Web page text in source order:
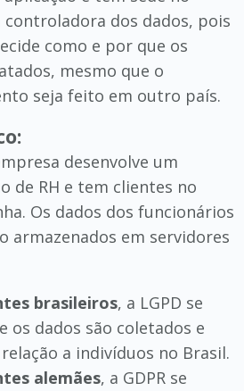
controladora dos dados, pois
como e por que os
mesmo que o
seja feito em outro país.
desenvolve um
de RH e tem clientes no
Os dados dos funcionários
armazenados em servidores
brasileiros, a LGPD se
os dados são coletados e
a indivíduos no Brasil.
alemães, a GDPR se